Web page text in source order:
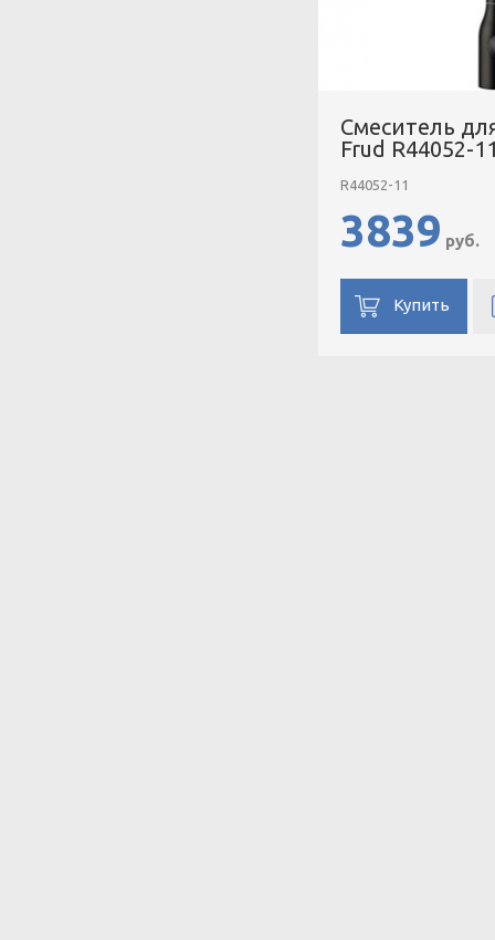
Смеситель
Frud R44052-
R44052-11
3839 руб.
Купить